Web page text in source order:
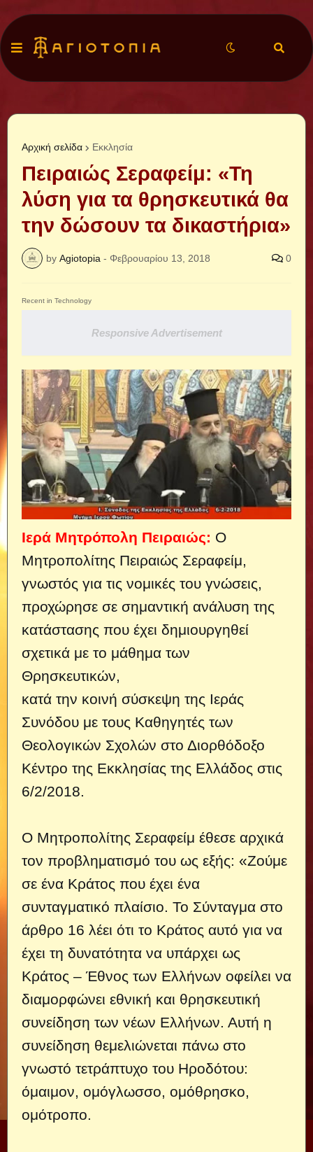
Αρχική σελίδα Εκκλησία
Πειραιώς Σεραφείμ: «Τη
λύση για τα θρησκευτικά θα
την δώσουν τα δικαστήρια»
by Agiotopia - Φεβρουαρίου 13, 2018 0
Recent in Technology
Responsive Advertisement
Ιερά Μητρόπολη Πειραιώς: Ο
Μητροπολίτης Πειραιώς Σεραφείμ,
γνωστός για τις νομικές του γνώσεις,
προχώρησε σε σημαντική ανάλυση της
κατάστασης που έχει δημιουργηθεί
σχετικά με το μάθημα των
Θρησκευτικών,
κατά την κοινή σύσκεψη της Ιεράς
Συνόδου με τους Καθηγητές των
Θεολογικών Σχολών στο Διορθόδοξο
Κέντρο της Εκκλησίας της Ελλάδος στις
6/2/2018.
Ο Μητροπολίτης Σεραφείμ έθεσε αρχικά
τον προβληματισμό του ως εξής: «Ζούμε
σε ένα Κράτος που έχει ένα
συνταγματικό πλαίσιο. Το Σύνταγμα στο
άρθρο 16 λέει ότι το Κράτος αυτό για να
έχει τη δυνατότητα να υπάρχει ως
Κράτος – Έθνος των Ελλήνων οφείλει να
διαμορφώνει εθνική και θρησκευτική
συνείδηση των νέων Ελλήνων. Αυτή η
συνείδηση θεμελιώνεται πάνω στο
γνωστό τετράπτυχο του Ηροδότου:
όμαιμον, ομόγλωσσο, ομόθρησκο,
ομότροπο.